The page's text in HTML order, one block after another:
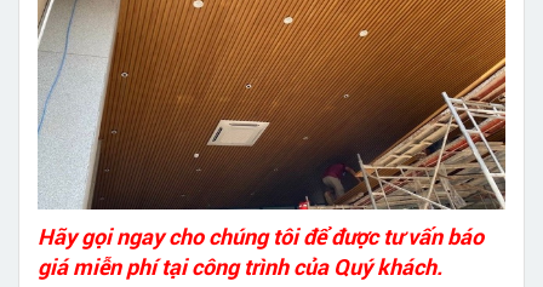
Hãy gọi ngay cho chúng tôi để được tư vấn báo
giá miễn phí tại công trình của Quý khách.